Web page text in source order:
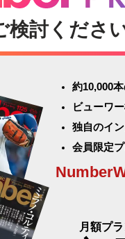
検討くださ
約10,000
ビューワ
独自のイ
会員限定
月額プ